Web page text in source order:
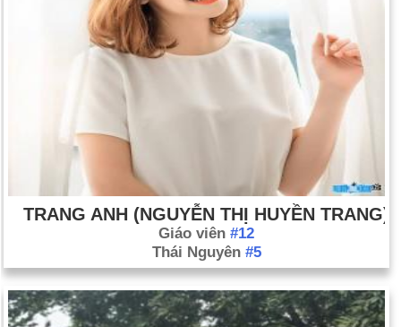
TRANG ANH (NGUYỄN THỊ HUYỀN TRANG)
Giáo viên #12
Thái Nguyên #5